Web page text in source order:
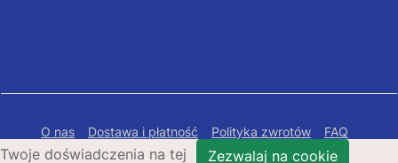
O nas Dostawa i płatność Polityka zwrotów
FAQ
Polityka prywatności
Mapa Strony
Twoje doświadczenia na tej Zezwalaj na cookie